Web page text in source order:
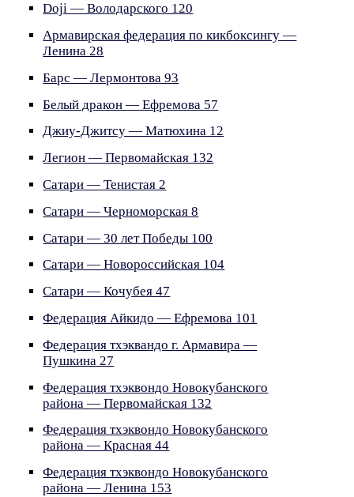
Doji — Володарского 120
Армавирская федерация по кикбоксингу —
Ленина 28
Барс — Лермонтова 93
Белый дракон — Ефремова 57
Джиу-Джитсу — Матюхина 12
Легион — Первомайская 132
Сатари — Тенистая 2
Сатари — Черноморская 8
Сатари — 30 лет Победы 100
Сатари — Новороссийская 104
Сатари — Кочубея 47
Федерация Айкидо — Ефремова 101
Федерация тхэквандо г. Армавира —
Пушкина 27
Федерация тхэквондо Новокубанского
района — Первомайская 132
Федерация тхэквондо Новокубанского
района — Красная 44
Федерация тхэквондо Новокубанского
района — Ленина 153